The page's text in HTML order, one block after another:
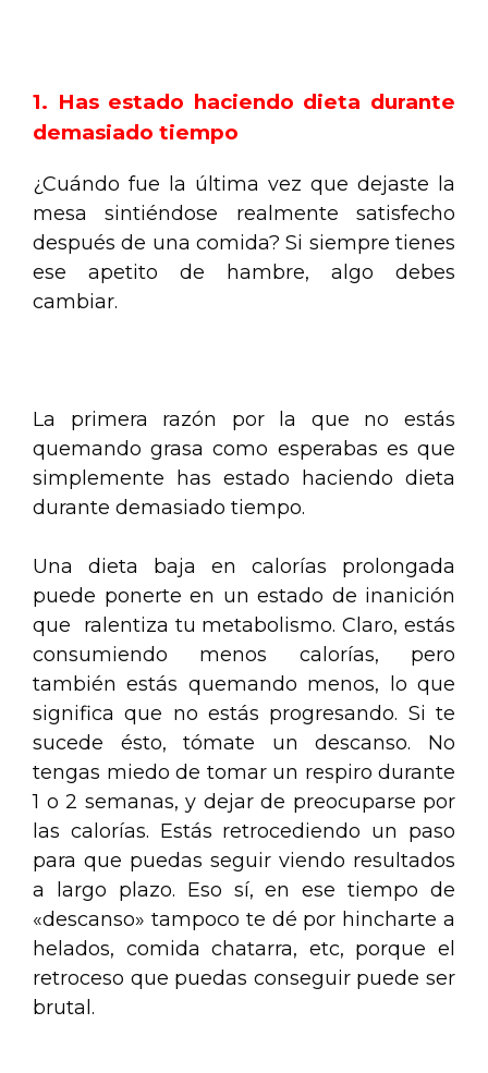
1. Has estado haciendo dieta durante
demasiado tiempo
¿Cuándo fue la última vez que dejaste la
mesa sintiéndose realmente satisfecho
después de una comida? Si siempre tienes
ese apetito de hambre, algo debes
cambiar.
La primera razón por la que no estás
quemando grasa como esperabas es que
simplemente has estado haciendo dieta
durante demasiado tiempo.
Una dieta baja en calorías prolongada
puede ponerte en un estado de inanición
que ralentiza tu metabolismo. Claro, estás
consumiendo menos calorías, pero
también estás quemando menos, lo que
significa que no estás progresando. Si te
sucede ésto, tómate un descanso. No
tengas miedo de tomar un respiro durante
1 o 2 semanas, y dejar de preocuparse por
las calorías. Estás retrocediendo un paso
para que puedas seguir viendo resultados
a largo plazo. Eso sí, en ese tiempo de
«descanso» tampoco te dé por hincharte a
helados, comida chatarra, etc, porque el
retroceso que puedas conseguir puede ser
brutal.